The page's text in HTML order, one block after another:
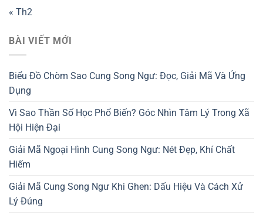
« Th2
BÀI VIẾT MỚI
Biểu Đồ Chòm Sao Cung Song Ngư: Đọc, Giải Mã Và Ứng
Dụng
Vì Sao Thần Số Học Phổ Biến? Góc Nhìn Tâm Lý Trong Xã
Hội Hiện Đại
Giải Mã Ngoại Hình Cung Song Ngư: Nét Đẹp, Khí Chất
Hiếm
Giải Mã Cung Song Ngư Khi Ghen: Dấu Hiệu Và Cách Xử
Lý Đúng